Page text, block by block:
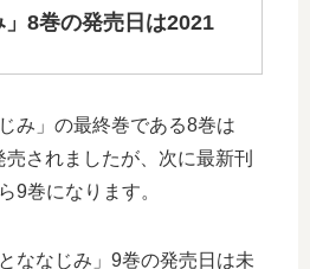
」8巻の発売日は2021
み」の最終巻である8巻は
されましたが、次に最新刊
9巻になります。
ななじみ」9巻の発売日は未